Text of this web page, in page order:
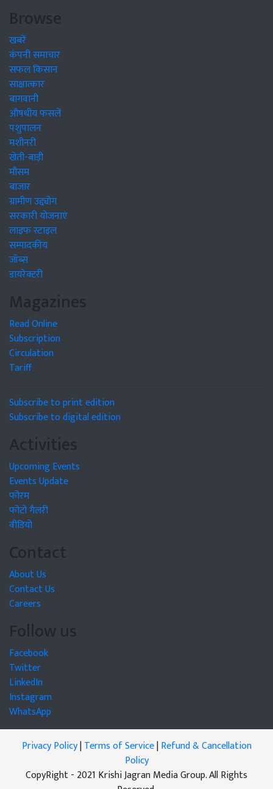
Browse
खबरें
कंपनी समाचार
सफल किसान
साक्षात्कार
बागवानी
औषधीय फसलें
पशुपालन
मशीनरी
खेती-बाड़ी
मौसम
बाजार
ग्रामीण उद्द्योग
सरकारी योजनाएं
लाइफ स्टाइल
सम्पादकीय
जॉब्स
डायरेक्टरी
Magazines
Read Online
Subscription
Circulation
Tariff
Subscribe to print edition
Subscribe to digital edition
Activities
Upcoming Events
Events Update
फोरम
फोटो गैलरी
वीडियो
Contact
About Us
Contact Us
Careers
Follow us
Facebook
Twitter
LinkedIn
Instagram
WhatsApp
Privacy Policy|Terms of Service|Refund & Cancellation
Policy
CopyRight - 2021 Krishi Jagran Media Group. All Rights